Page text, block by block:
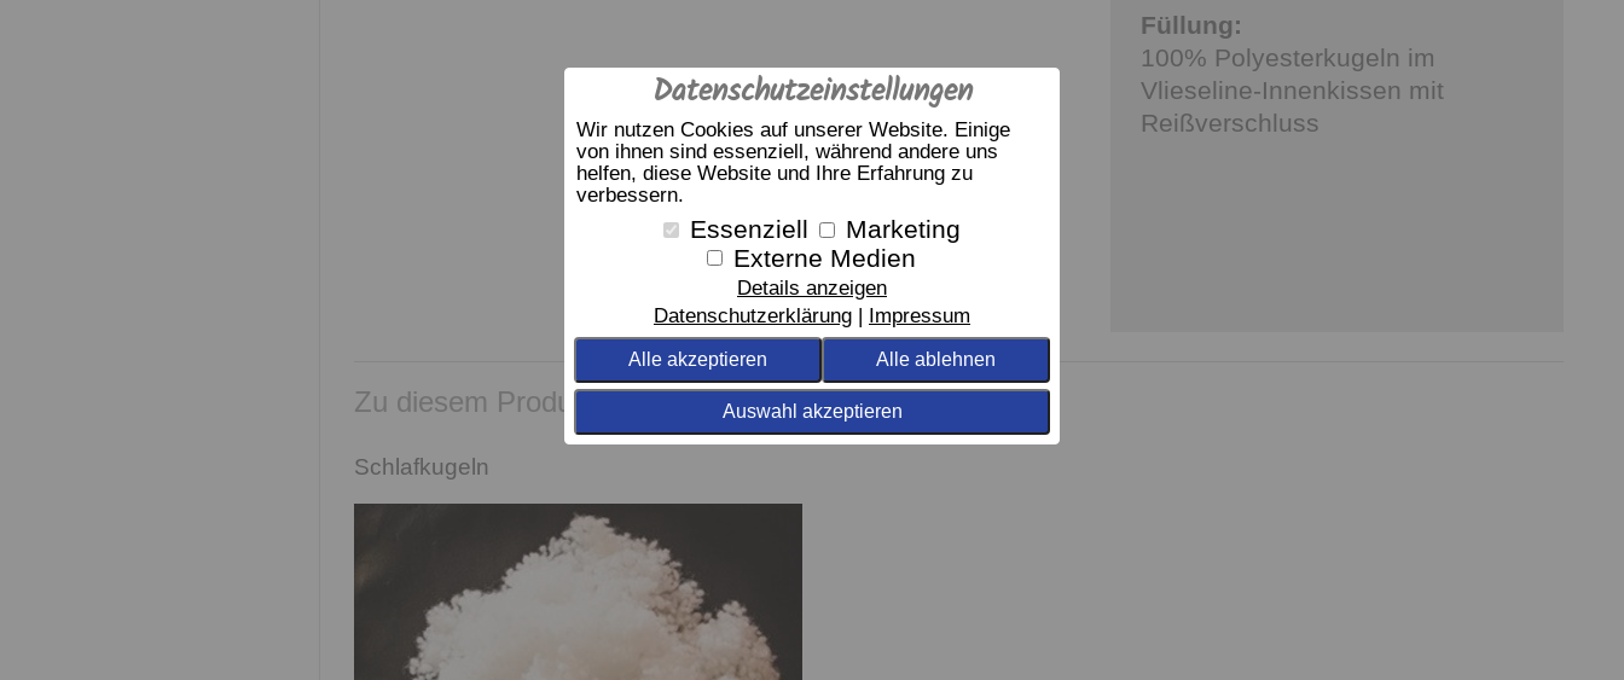
Datenschutzeinstellungen
Wir nutzen Cookies auf unserer Website. Einige
von ihnen sind essenziell, während andere uns
helfen, diese Website und Ihre Erfahrung zu
verbessern.
Essenziell
Marketing
Externe Medien
Details anzeigen
Datenschutzerklärung
Impressum
Alle akzeptieren Alle ablehnen
Auswahl akzeptieren
Füllung:
100% Polyesterkugeln im
Vlieseline-Innenkissen mit
Reißverschluss
Zu diesem Produkt empfehlen wir
Schlafkugeln